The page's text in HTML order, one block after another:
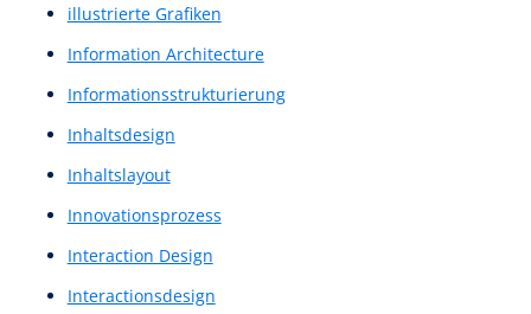
High Fidelity Prototypes
High-Fi Prototype
High-Fi Wireframe
High-Fi Wireframes
High-Fi-Prototyp